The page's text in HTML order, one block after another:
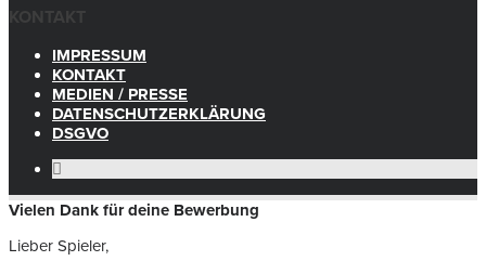
KONTAKT
IMPRESSUM
KONTAKT
MEDIEN / PRESSE
DATENSCHUTZERKLÄRUNG
DSGVO
Vielen Dank für deine Bewerbung
Lieber Spieler,